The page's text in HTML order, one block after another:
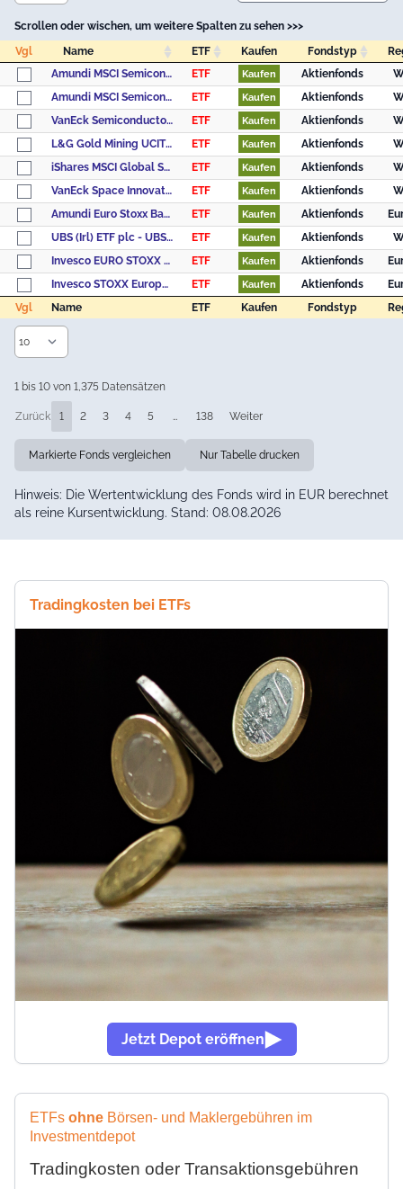
Scrollen oder wischen, um weitere Spalten zu sehen >>>
Vgl
Name ETF Kaufen Fondstyp
Vgl
Name ETF Kaufen Fondstyp
Vgl Name ETF Kaufen Fondstyp
Amundi MSCI Semiconductors UCITS ETF Acc ETF Kaufen Aktienfonds
Amundi MSCI Semiconductors UCITS ETF Dist
ETF Kaufen Aktienfonds
VanEck Semiconductor UCITS ETF USD A
ETF Kaufen Aktienfonds
L&G Gold Mining UCITS ETF USD Accumulating ETF
ETF Kaufen Aktienfonds
iShares MSCI Global Semiconductors UCITS ETF USD (Acc)
ETF Kaufen Aktienfonds
VanEck Space Innovators UCITS ETF A USD
ETF Kaufen Aktienfonds
Amundi Euro Stoxx Banks UCITS ETF Acc
ETF Kaufen Aktienfonds
UBS (Irl) ETF plc - UBS Solactive Global Pure Gold Miners UCITS ETF, Klasse USD dis
ETF Kaufen Aktienfonds
Invesco EURO STOXX Optimised Banks UCITS ETF Acc
ETF Kaufen Aktienfonds
Invesco STOXX Europe 600 Optimised Banks UCITS ETF Acc
ETF Kaufen Aktienfonds
Vgl
Name ETF Kaufen Fondstyp
1 bis 10 von 1,375 Datensätzen
Zurück 1 2 3 4 5 … 138 Weiter
Markierte Fonds vergleichen Nur Tabelle drucken
Hinweis: Die Wertentwicklung des Fonds wird in EUR berechnet
als reine Kursentwicklung. Stand: 08.08.2026
Tradingkosten bei ETFs
Jetzt Depot eröffnen
ETFs ohne Börsen- und Maklergebühren im
Investmentdepot
Tradingkosten oder Transaktionsgebühren